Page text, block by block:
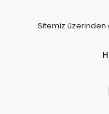
Sitemiz üzerinden